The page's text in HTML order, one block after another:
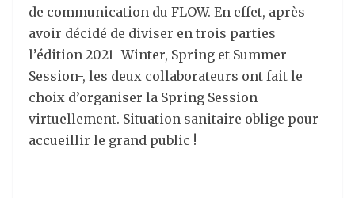
de communication du FLOW. En effet, après
avoir décidé de diviser en trois parties
l’édition 2021 -Winter, Spring et Summer
Session-, les deux collaborateurs ont fait le
choix d’organiser la Spring Session
virtuellement. Situation sanitaire oblige pour
accueillir le grand public !